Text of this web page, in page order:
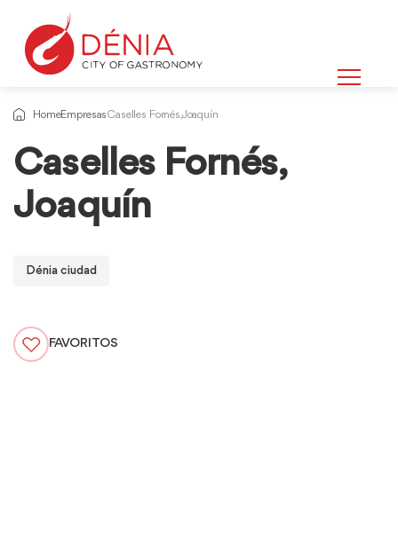
HomeEmpresasCaselles Fornés, Joaquín
Caselles Fornés,
Joaquín
Dénia ciudad
FAVORITOS